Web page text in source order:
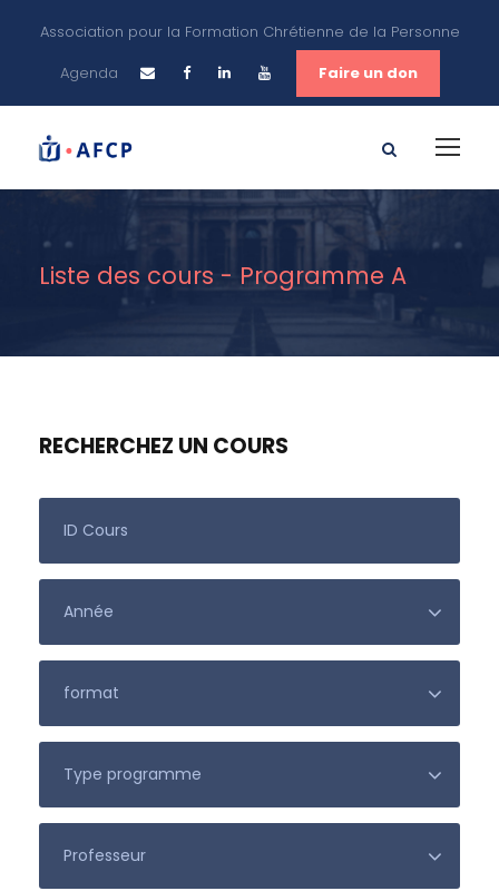
Association pour la Formation Chrétienne de la Personne
Agenda
Faire un don
Liste des cours - Programme A
RECHERCHEZ UN COURS